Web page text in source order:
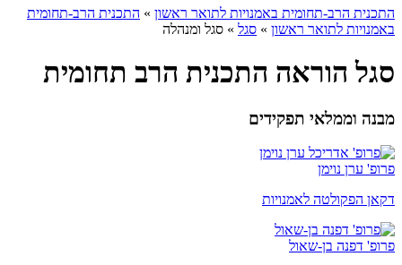
התכנית הרב-תחומית באמנויות לתואר ראשון » התכנית הרב-תחומית
באמנויות לתואר ראשון » סגל » סגל ומנהלה
סגל הוראה התכנית הרב תחומית
מבנה וממלאי תפקידים
פרופ' ערן נוימן
דקאן הפקולטה לאמנויות
פרופ' דפנה בן-שאול